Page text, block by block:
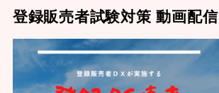
登録販売者試験対策 動画配信